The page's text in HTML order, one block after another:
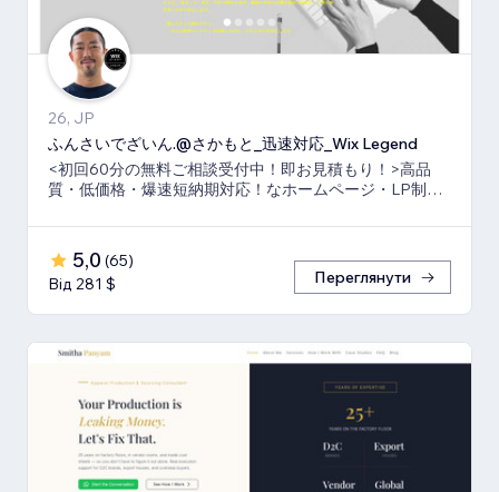
26, JP
ふんさいでざいん.@さかもと_迅速対応_Wix Legend
<初回60分の無料ご相談受付中！即お見積もり！>高品
質・低価格・爆速短納期対応！なホームページ・LP制作
5,0 (65)
Від 281 $
Переглянути